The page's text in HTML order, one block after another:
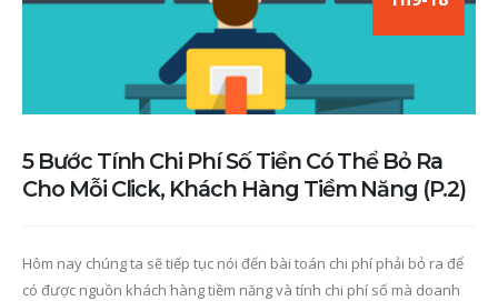
5 Bước Tính Chi Phí Số Tiền Có Thể Bỏ Ra
Cho Mỗi Click, Khách Hàng Tiềm Năng (P.2)
Hôm nay chúng ta sẽ tiếp tục nói đến bài toán chi phí phải bỏ ra để
có được nguồn khách hàng tiềm năng và tính chi phí số mà doanh